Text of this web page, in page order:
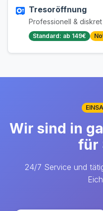
Tresoröffnung
Professionell & diskret
Standard: ab 149€
Wir sind in
für
24/7 Service und